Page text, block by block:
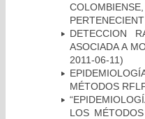
DETECCION
ASOCIADA A
2011-06-11)
MÉTODOS
LOS